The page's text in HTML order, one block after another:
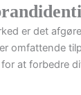
er det
omfattende
at forbedre